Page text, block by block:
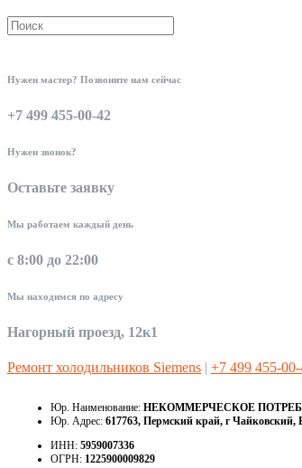
Нужен мастер? Позвоните нам сейчас
+7 499 455-00-42
Нужен звонок?
Оставьте заявку
Мы работаем каждый день
с 8:00 до 22:00
Мы находимся по адресу
Нагорный проезд, 12к1
Ремонт холодильников Siemens | +7 499 455-00-
Юр. Наименование: НЕКОММЕРЧЕСКОЕ
Юр. Адрес: 617763, Пермский край, г Чайковский,
ИНН: 5959007336
ОГРН: 1225900009829